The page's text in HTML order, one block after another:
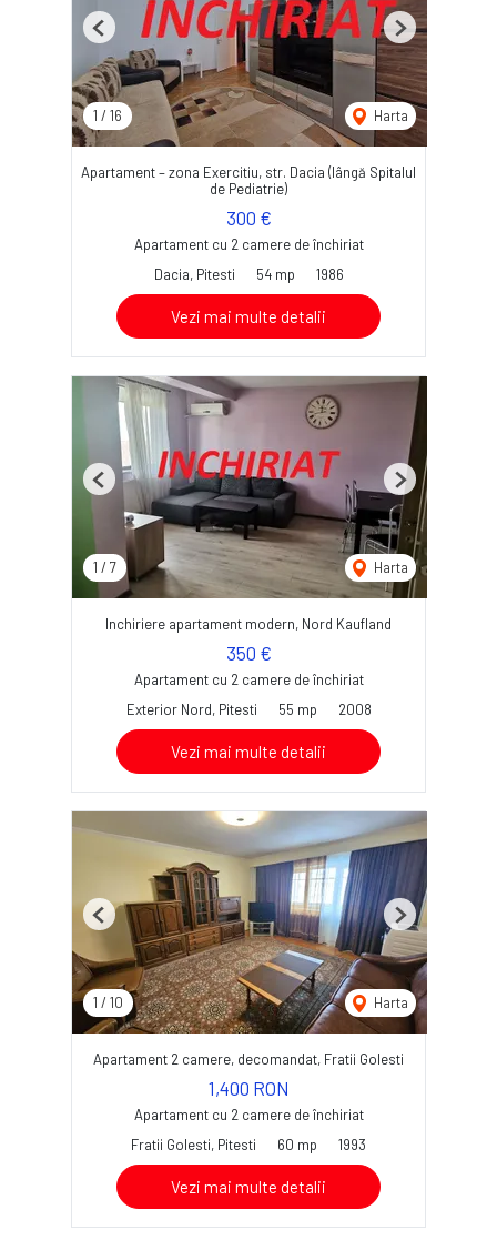
1 / 16 Harta
Previous Next
Apartament – zona Exercitiu, str. Dacia (lângă Spitalul
de Pediatrie)
300 €
Apartament cu 2 camere de închiriat
Dacia, Pitesti
54 mp 1986
Vezi mai multe detalii
1 / 7 Harta
Previous Next
Inchiriere apartament modern, Nord Kaufland
350 €
Apartament cu 2 camere de închiriat
Exterior Nord, Pitesti
55 mp 2008
Vezi mai multe detalii
1 / 10 Harta
Previous Next
Apartament 2 camere, decomandat, Fratii Golesti
1,400 RON
Apartament cu 2 camere de închiriat
Fratii Golesti, Pitesti
60 mp 1993
Vezi mai multe detalii